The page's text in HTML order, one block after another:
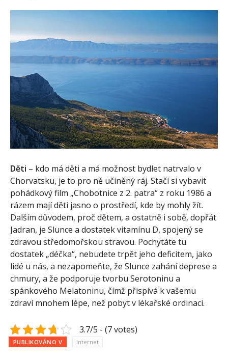
Děti – kdo má děti a má možnost bydlet natrvalo v
Chorvatsku, je to pro ně učiněný ráj. Stačí si vybavit
pohádkový film „Chobotnice z 2. patra“ z roku 1986 a
rázem mají děti jasno o prostředí, kde by mohly žít.
Dalším důvodem, proč dětem, a ostatně i sobě, dopřát
Jadran, je Slunce a dostatek vitamínu D, spojený se
zdravou středomořskou stravou. Pochytáte tu
dostatek „déčka“, nebudete trpět jeho deficitem, jako
lidé u nás, a nezapomeňte, že Slunce zahání deprese a
chmury, a že podporuje tvorbu Serotoninu a
spánkového Melatoninu, čímž přispívá k vašemu
zdraví mnohem lépe, než pobyt v lékařské ordinaci.
3.7/5 - (7 votes)
PUBLIKOVÁNO V Internet